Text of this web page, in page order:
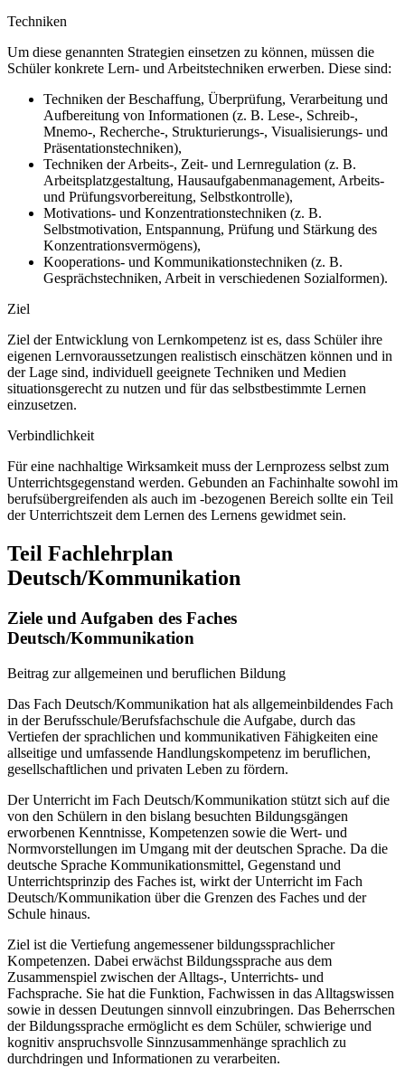
Techniken
Um diese genannten Strategien einsetzen zu können, müssen die
Schüler konkrete Lern- und Arbeitstechniken erwerben. Diese sind:
Techniken der Beschaffung, Überprüfung, Verarbeitung und
Aufbereitung von Informationen (z. B. Lese-, Schreib-,
Mnemo-, Recherche-, Strukturierungs-, Visualisierungs- und
Präsentationstechniken),
Techniken der Arbeits-, Zeit- und Lernregulation (z. B.
Arbeitsplatzgestaltung, Hausaufgabenmanagement, Arbeits-
und Prüfungsvorbereitung, Selbstkontrolle),
Motivations- und Konzentrationstechniken (z. B.
Selbstmotivation, Entspannung, Prüfung und Stärkung des
Konzentrationsvermögens),
Kooperations- und Kommunikationstechniken (z. B.
Gesprächstechniken, Arbeit in verschiedenen Sozialformen).
Ziel
Ziel der Entwicklung von Lernkompetenz ist es, dass Schüler ihre
eigenen Lernvoraussetzungen realistisch einschätzen können und in
der Lage sind, individuell geeignete Techniken und Medien
situationsgerecht zu nutzen und für das selbstbestimmte Lernen
einzusetzen.
Verbindlichkeit
Für eine nachhaltige Wirksamkeit muss der Lernprozess selbst zum
Unterrichtsgegenstand werden. Gebunden an Fachinhalte sowohl im
berufsübergreifenden als auch im -bezogenen Bereich sollte ein Teil
der Unterrichtszeit dem Lernen des Lernens gewidmet sein.
Teil Fachlehrplan
Deutsch/Kommunikation
Ziele und Aufgaben des Faches
Deutsch/Kommunikation
Beitrag zur allgemeinen und beruflichen Bildung
Das Fach Deutsch/Kommunikation hat als allgemeinbildendes Fach
in der Berufsschule/Berufsfachschule die Aufgabe, durch das
Vertiefen der sprachlichen und kommunikativen Fähigkeiten eine
allseitige und umfassende Handlungskompetenz im beruflichen,
gesellschaftlichen und privaten Leben zu fördern.
Der Unterricht im Fach Deutsch/Kommunikation stützt sich auf die
von den Schülern in den bislang besuchten Bildungsgängen
erworbenen Kenntnisse, Kompetenzen sowie die Wert- und
Normvorstellungen im Umgang mit der deutschen Sprache. Da die
deutsche Sprache Kommunikationsmittel, Gegenstand und
Unterrichtsprinzip des Faches ist, wirkt der Unterricht im Fach
Deutsch/Kommunikation über die Grenzen des Faches und der
Schule hinaus.
Ziel ist die Vertiefung angemessener bildungssprachlicher
Kompetenzen. Dabei erwächst Bildungssprache aus dem
Zusammenspiel zwischen der Alltags-, Unterrichts- und
Fachsprache. Sie hat die Funktion, Fachwissen in das Alltagswissen
sowie in dessen Deutungen sinnvoll einzubringen. Das Beherrschen
der Bildungssprache ermöglicht es dem Schüler, schwierige und
kognitiv anspruchsvolle Sinnzusammenhänge sprachlich zu
durchdringen und Informationen zu verarbeiten.